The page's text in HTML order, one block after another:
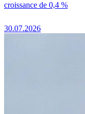
croissance de 0,4 %
30.07.2026